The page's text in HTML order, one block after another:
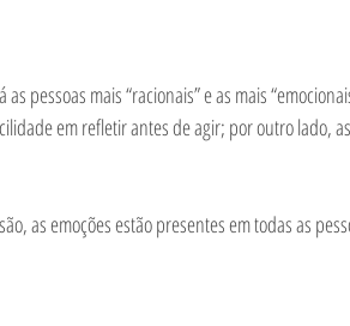
pessoas mais “racionais” e as mais
em refletir antes de agir; por outro lado,
as emoções estão presentes em todas as